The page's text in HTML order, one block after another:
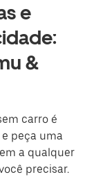
e
&
carro é
peça uma
a qualquer
precisar.